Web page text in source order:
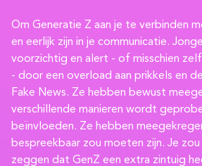
Om Generatie Z aan je te verbinden
en eerlijk zijn in je communicatie.
voorzichtig en alert - of misschien
- door een overload aan prikkels en
Fake News. Ze hebben bewust
verschillende manieren wordt
beïnvloeden. Ze hebben
bespreekbaar zou moeten zijn. Je zou
zeggen dat GenZ een extra zintuig